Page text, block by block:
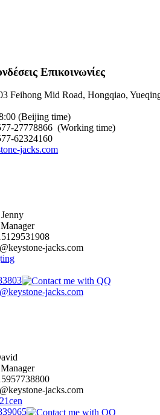
Επικοινωνίες
Feihong Mid Road, Hongqiao,
(Beijing time)
27778866 (Working time)
62324160
jacks.com
jacks.com
jacks.com
jacks.com